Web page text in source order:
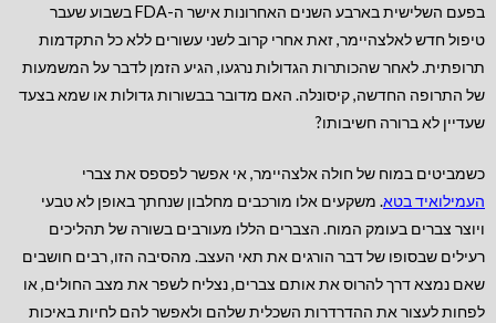
בפעם השלישית בארבע השנים האחרונות אישר ה-FDA בשבוע שעבר
טיפול חדש לאלצהיימר, זאת אחרי קרוב לשני עשורים ללא כל התקדמות
תרופתית. לאחר שהכותרות הגדולות נרגעו, הגיע הזמן לדבר על המשמעות
של התרופה החדשה, קיסונלה. האם מדובר בבשורות גדולות או שמא בצעד
שעדיין לא ברורה חשיבותו?
כשמביטים במוח של חולה אלצהיימר, אי אפשר לפספס את צברי
העמילואיד בטא. משקעים אלו מורכבים מחלבון שנחתך באופן לא טבעי
ויוצר צברים בעומק המוח. הצברים הללו מעורבים בשורה של תהליכים
רעילים שבסופו של דבר הורגים את תאי העצב. מהסיבה הזו, רבים חושבים
שאם נמצא דרך להרוס את אותם צברים, נצליח לשפר את מצב החולים, או
לפחות לעצור את ההדרדרות השכלית שלהם ולאפשר להם לחיות באיכות